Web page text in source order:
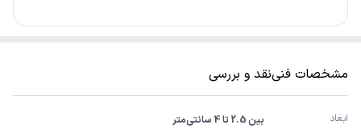
مشخصات فنینقد و بررسی
ابعاد بین 2.5 تا 4 سانتی‌متر